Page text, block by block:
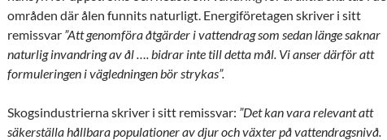
områden där ålen funnits naturligt. Energiföretagen skriver i sitt
remissvar ”Att genomföra åtgärder i vattendrag som sedan länge saknar
naturlig invandring av ål …. bidrar inte till detta mål. Vi anser därför att
formuleringen i vägledningen bör strykas”.
Skogsindustrierna skriver i sitt remissvar: ”Det kan vara relevant att
säkerställa hållbara populationer av djur och växter på vattendragsnivå.